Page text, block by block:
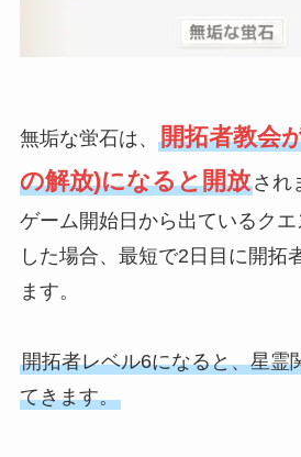
無垢な蛍石は、 開拓者教会
の解放)になると開放され
ゲーム開始日から出ているク
した場合、最短で2日目に開拓
ます。
開拓者レベル6になると、星霊
てきます。